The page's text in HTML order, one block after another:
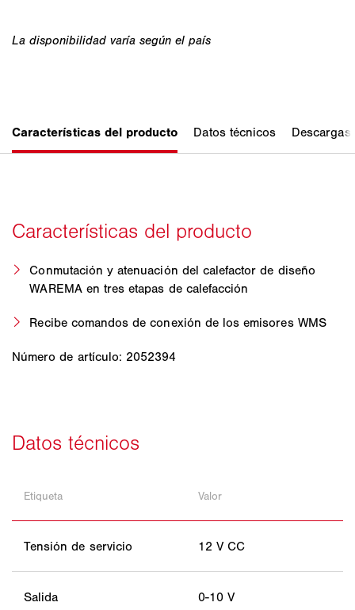
Conmutación y atenuación del calefactor de diseño
WAREMA en tres etapas de calefacción
Recibe comandos de conexión de los emisores WMS
Número de artículo: 2052394
Etiqueta Valor
Tensión de servicio 12 V CC
Salida 0-10 V